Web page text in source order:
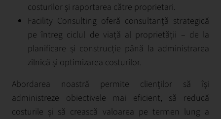
costurilor și raportarea către proprietari.
Facility Consulting oferă consultanță strategică
pe întreg ciclul de viață al proprietății – de la
planificare și construcție până la administrarea
zilnică și optimizarea costurilor.
Abordarea noastră permite clienților să își
administreze obiectivele mai eficient, să reducă
costurile și să crească valoarea pe termen lung a